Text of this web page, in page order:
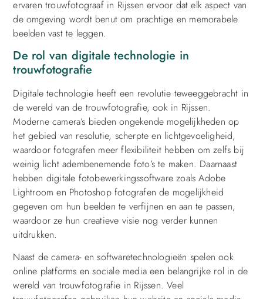
ervaren trouwfotograaf in Rijssen ervoor dat elk aspect van
de omgeving wordt benut om prachtige en memorabele
beelden vast te leggen.
De rol van digitale technologie in
trouwfotografie
Digitale technologie heeft een revolutie teweeggebracht in
de wereld van de trouwfotografie, ook in Rijssen.
Moderne camera’s bieden ongekende mogelijkheden op
het gebied van resolutie, scherpte en lichtgevoeligheid,
waardoor fotografen meer flexibiliteit hebben om zelfs bij
weinig licht adembenemende foto’s te maken. Daarnaast
hebben digitale fotobewerkingssoftware zoals Adobe
Lightroom en Photoshop fotografen de mogelijkheid
gegeven om hun beelden te verfijnen en aan te passen,
waardoor ze hun creatieve visie nog verder kunnen
uitdrukken.
Naast de camera- en softwaretechnologieën spelen ook
online platforms en sociale media een belangrijke rol in de
wereld van trouwfotografie in Rijssen. Veel